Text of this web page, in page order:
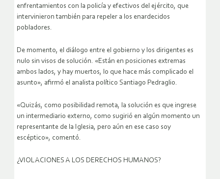
enfrentamientos con la policía y efectivos del ejército, que
intervinieron también para repeler a los enardecidos
pobladores.
De momento, el diálogo entre el gobierno y los dirigentes es
nulo sin visos de solución. «Están en posiciones extremas
ambos lados, y hay muertos, lo que hace más complicado el
asunto», afirmó el analista político Santiago Pedraglio.
«Quizás, como posibilidad remota, la solución es que ingrese
un intermediario externo, como sugirió en algún momento un
representante de la Iglesia, pero aún en ese caso soy
escéptico», comentó.
¿VIOLACIONES A LOS DERECHOS HUMANOS?